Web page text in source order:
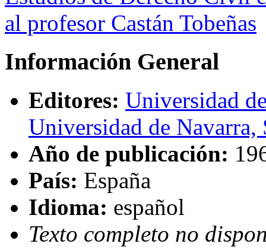
Información General
Editores: Universidad
Universidad de Navarra,
Año de publicación:
País: España
Idioma: español
Texto completo no